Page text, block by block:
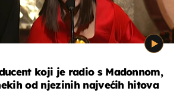
koji je radio s Madonnom,
od njezinih najvećih hitova